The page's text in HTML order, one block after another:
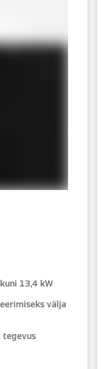
13,4 kW
välja
tegevus